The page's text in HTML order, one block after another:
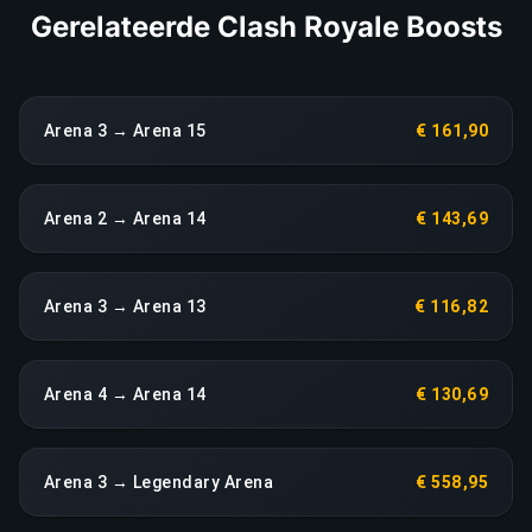
Gerelateerde Clash Royale Boosts
Arena 3 → Arena 15 € 161,90
Arena 2 → Arena 14 € 143,69
Arena 3 → Arena 13 € 116,82
Arena 4 → Arena 14 € 130,69
Arena 3 → Legendary Arena € 558,95